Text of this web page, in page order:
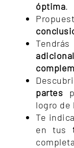
óptima.
partes
logro de
Te
en tus